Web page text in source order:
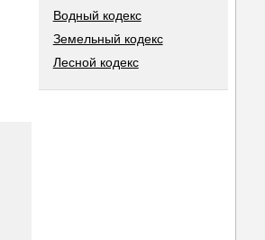
Водный кодекс
Земельный кодекс
Лесной кодекс